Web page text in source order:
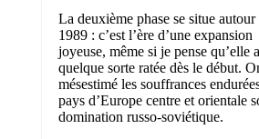
La deuxième phase se situe autour
1989 : c’est l’ère d’une expansion
joyeuse, même si je pense qu’elle
quelque sorte ratée dès le début.
mésestimé les souffrances
pays d’Europe centre et orientale
domination russo-soviétique.